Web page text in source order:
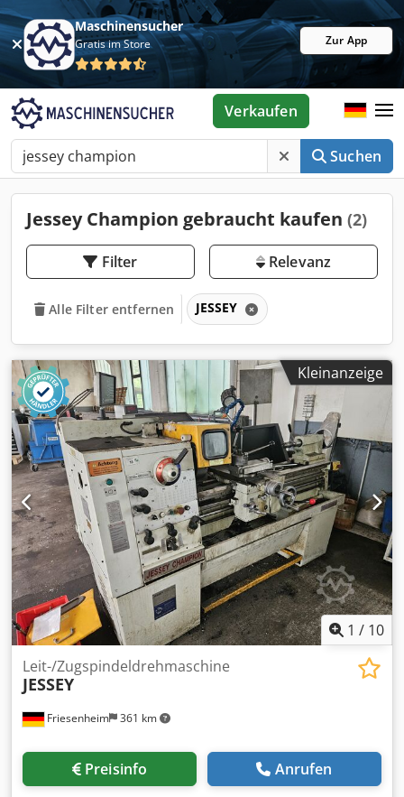
Maschinensucher
Gratis im Store Zur App
Suchen
Verkaufen
Jessey Champion gebraucht kaufen (2)
Filter Relevanz
Alle Filter entfernen JESSEY
Kleinanzeige
1 / 10
Friesenheim 361 km
Leit-/Zugspindeldrehmaschine
JESSEY
Preisinfo Anrufen